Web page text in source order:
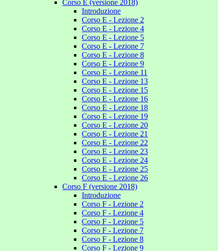
Corso E (versione 2018)
Introduzione
Corso E - Lezione 2
Corso E - Lezione 4
Corso E - Lezione 5
Corso E - Lezione 7
Corso E - Lezione 8
Corso E - Lezione 9
Corso E - Lezione 11
Corso E - Lezione 13
Corso E - Lezione 15
Corso E - Lezione 16
Corso E - Lezione 18
Corso E - Lezione 19
Corso E - Lezione 20
Corso E - Lezione 21
Corso E - Lezione 22
Corso E - Lezione 23
Corso E - Lezione 24
Corso E - Lezione 25
Corso E - Lezione 26
Corso F (versione 2018)
Introduzione
Corso F - Lezione 2
Corso F - Lezione 4
Corso F - Lezione 5
Corso F - Lezione 7
Corso F - Lezione 8
Corso F - Lezione 9